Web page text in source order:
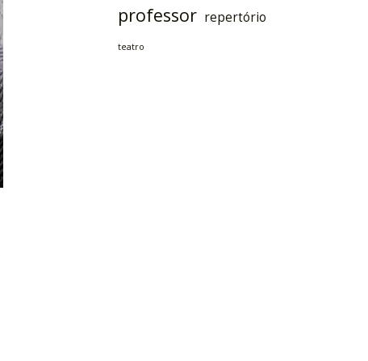
professor repertório
teatro